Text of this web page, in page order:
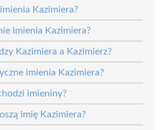
Kazimiera?
imienia Kazimiera?
Kazimiera a Kazimierz?
imienia Kazimiera?
imieniny?
imię Kazimiera?